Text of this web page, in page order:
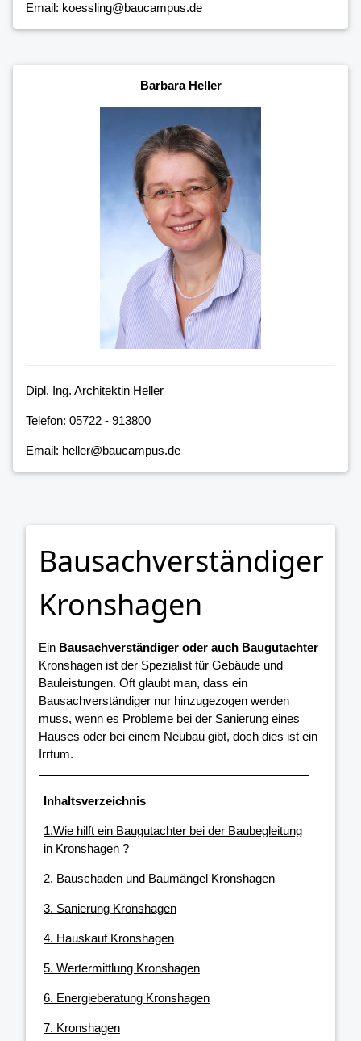
Email: koessling@baucampus.de
Barbara Heller
Dipl. Ing. Architektin Heller
Telefon: 05722 - 913800
Email: heller@baucampus.de
Bausachverständiger
Kronshagen
Ein Bausachverständiger oder auch Baugutachter
Kronshagen ist der Spezialist für Gebäude und
Bauleistungen. Oft glaubt man, dass ein
Bausachverständiger nur hinzugezogen werden
muss, wenn es Probleme bei der Sanierung eines
Hauses oder bei einem Neubau gibt, doch dies ist ein
Irrtum.
Inhaltsverzeichnis
1.Wie hilft ein Baugutachter bei der Baubegleitung
in Kronshagen ?
2. Bauschaden und Baumängel Kronshagen
3. Sanierung Kronshagen
4. Hauskauf Kronshagen
5. Wertermittlung Kronshagen
6. Energieberatung Kronshagen
7. Kronshagen